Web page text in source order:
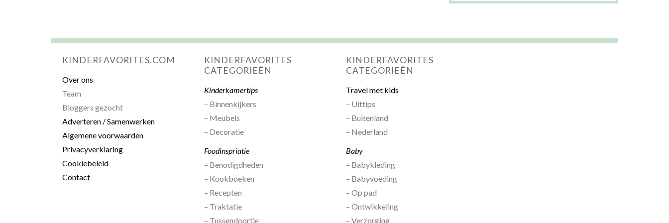
KINDERFAVORITES.COM
Over ons
Team
Bloggers gezocht
Adverteren / Samenwerken
Algemene voorwaarden
Privacyverklaring
Cookiebeleid
Contact
KINDERFAVORITES
CATEGORIEËN
Kinderkamertips
– Binnenkijkers
– Meubels
– Decoratie
Foodinspriatie
– Benodigdheden
– Kookboeken
– Recepten
– Traktatie
– Tussendoortje
KINDERFAVORITES
CATEGORIEËN
Travel met kids
– Uittips
– Buitenland
– Nederland
Baby
– Babykleding
– Babyvoeding
– Op pad
– Ontwikkeling
– Verzorging